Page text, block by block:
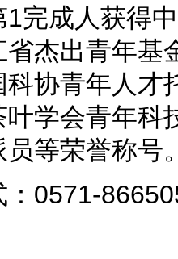
完成人获得
杰出青年基
协青年人才
学会青年科
等荣誉称号